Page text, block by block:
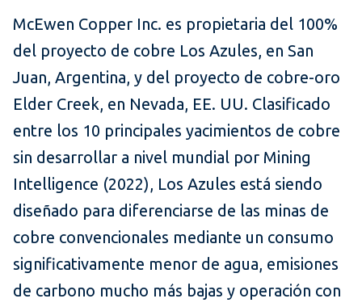
McEwen Copper Inc. es propietaria del 100%
del proyecto de cobre Los Azules, en San
Juan, Argentina, y del proyecto de cobre-oro
Elder Creek, en Nevada, EE. UU. Clasificado
entre los 10 principales yacimientos de cobre
sin desarrollar a nivel mundial por Mining
Intelligence (2022), Los Azules está siendo
diseñado para diferenciarse de las minas de
cobre convencionales mediante un consumo
significativamente menor de agua, emisiones
de carbono mucho más bajas y operación con